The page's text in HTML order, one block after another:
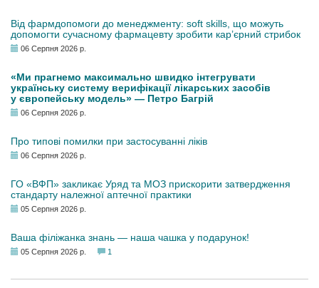
Від фармдопомоги до менеджменту: soft skills, що можуть
допомогти сучасному фармацевту зробити кар’єрний стрибок
06 Серпня 2026 р.
«Ми прагнемо максимально швидко інтегрувати
українську систему верифікації лікарських засобів
у європейську модель» — Петро Багрій
06 Серпня 2026 р.
Про типові помилки при застосуванні ліків
06 Серпня 2026 р.
ГО «ВФП» закликає Уряд та МОЗ прискорити затвердження
стандарту належної аптечної практики
05 Серпня 2026 р.
Ваша філіжанка знань — наша чашка у подарунок!
05 Серпня 2026 р. 1